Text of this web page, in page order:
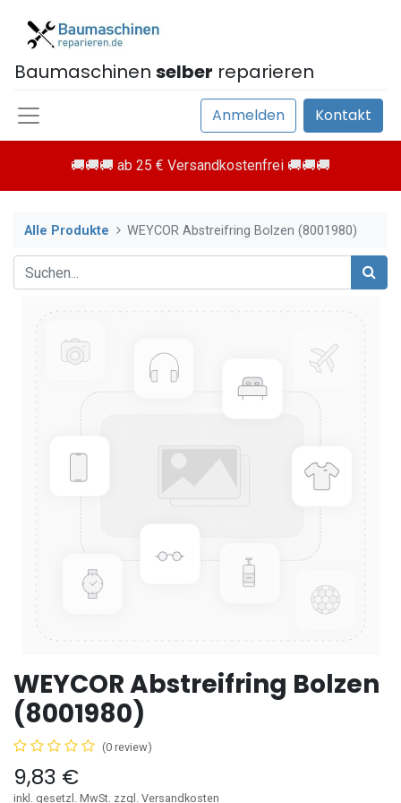
Baumaschinen selber reparieren
Anmelden Kontakt
🚚🚚🚚 ab 25 € Versandkostenfrei 🚚🚚🚚
Alle Produkte WEYCOR Abstreifring Bolzen (8001980)
WEYCOR Abstreifring Bolzen
(8001980)
(0 review)
9,83 €
inkl. gesetzl. MwSt. zzgl. Versandkosten